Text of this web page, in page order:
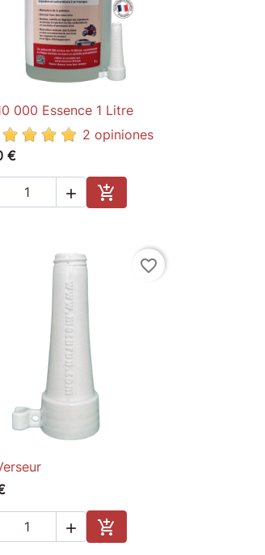
 Quick view
000 Essence 1 Litre
2 opiniones
€
 
Add to cart
favorite_border

 
Add to cart